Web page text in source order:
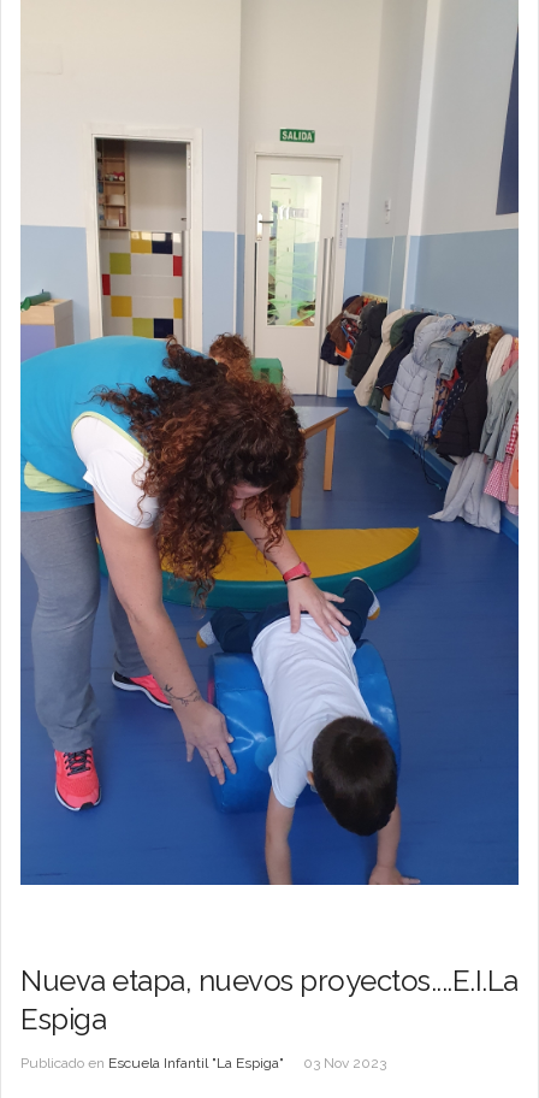
Nueva etapa, nuevos proyectos....E.I.La
Espiga
Publicado en Escuela Infantil "La Espiga" 03 Nov 2023